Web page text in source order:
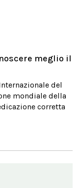
meglio il
del
mondiale della
corretta